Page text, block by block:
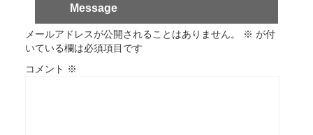
Message
メールアドレスが公開されることはありません。 ※ が付
いている欄は必須項目です
コメント ※